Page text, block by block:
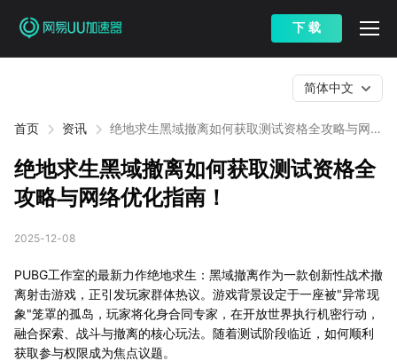
下 载
首页 资讯
绝地求生黑域撤离如何获取测试资格全攻略与网络
简体中文
绝地求生黑域撤离如何获取测试资格全
攻略与网络优化指南！
2025-12-08
PUBG工作室的最新力作绝地求生：黑域撤离作为一款创新性战术撤
离射击游戏，正引发玩家群体热议。游戏背景设定于一座被"异常现
象"笼罩的孤岛，玩家将化身合同专家，在开放世界执行机密行动，
融合探索、战斗与撤离的核心玩法。随着测试阶段临近，如何顺利
获取参与权限成为焦点议题。